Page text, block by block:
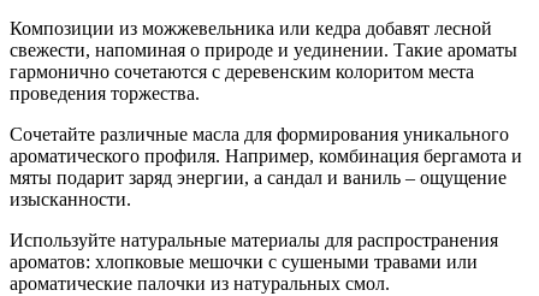
Композиции из можжевельника или кедра добавят лесной
свежести, напоминая о природе и уединении. Такие ароматы
гармонично сочетаются с деревенским колоритом места
проведения торжества.
Сочетайте различные масла для формирования уникального
ароматического профиля. Например, комбинация бергамота и
мяты подарит заряд энергии, а сандал и ваниль – ощущение
изысканности.
Используйте натуральные материалы для распространения
ароматов: хлопковые мешочки с сушеными травами или
ароматические палочки из натуральных смол.